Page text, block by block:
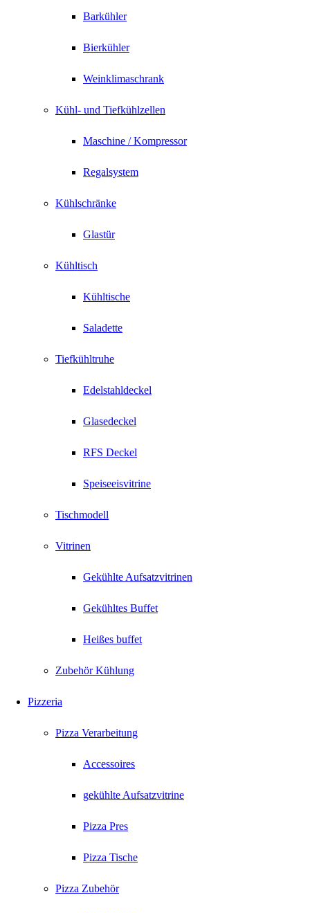
Barkühler
Bierkühler
Weinklimaschrank
Kühl- und Tiefkühlzellen
Maschine / Kompressor
Regalsystem
Kühlschränke
Glastür
Kühltisch
Kühltische
Saladette
Tiefkühltruhe
Edelstahldeckel
Glasedeckel
RFS Deckel
Speiseeisvitrine
Tischmodell
Vitrinen
Gekühlte Aufsatzvitrinen
Gekühltes Buffet
Heißes buffet
Zubehör Kühlung
Pizzeria
Pizza Verarbeitung
Accessoires
gekühlte Aufsatzvitrine
Pizza Pres
Pizza Tische
Pizza Zubehör